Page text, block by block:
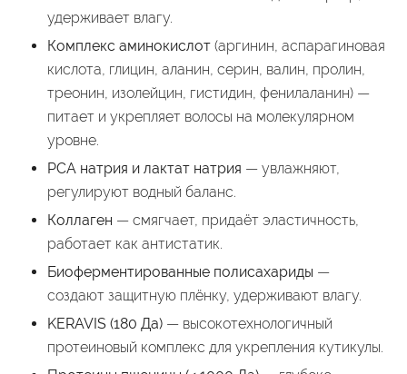
удерживает влагу.
Комплекс аминокислот(аргинин, аспарагиновая
кислота, глицин, аланин, серин, валин, пролин,
треонин, изолейцин, гистидин, фенилаланин) —
питает и укрепляет волосы на молекулярном
уровне.
PCA натрия и лактат натрия — увлажняют,
регулируют водный баланс.
Коллаген — смягчает, придаёт эластичность,
работает как антистатик.
Биоферментированные полисахариды —
создают защитную плёнку, удерживают влагу.
KERAVIS (180 Да)— высокотехнологичный
протеиновый комплекс для укрепления кутикулы.